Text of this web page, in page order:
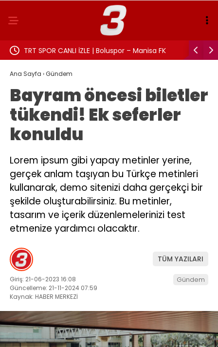
TRT SPOR CANLI İZLE | Boluspor – Manisa FK
maçı canlı yayın frekans ve izleme linki
Aslı
Ana Sayfa ›Gündem
Bayram öncesi biletler
tükendi! Ek seferler
konuldu
Lorem ipsum gibi yapay metinler yerine,
gerçek anlam taşıyan bu Türkçe metinleri
kullanarak, demo sitenizi daha gerçekçi bir
şekilde oluşturabilirsiniz. Bu metinler,
tasarım ve içerik düzenlemelerinizi test
etmenize yardımcı olacaktır.
TÜM YAZILARI
Giriş: 21-06-2023 16:08
Güncelleme: 21-11-2024 07:59
Kaynak: HABER MERKEZİ
Gündem